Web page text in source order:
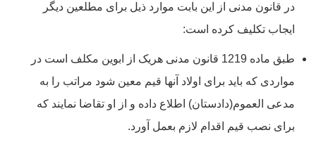
در قانون مدنی از این بابت موارد ذیل برای مطلعین دیگر
ایجاب تکلیف کرده است:
طبق ماده 1219 قانون مدنی هریک از ابوین مکلف است در
مواردی که باید برای اولاد آنها قیم معین شود مراتب را به
مدعی العموم(دادستان) اطلاع داده و از او تقاضا نمایند که
برای نصب قیم اقدام لازم بعمل آورد.